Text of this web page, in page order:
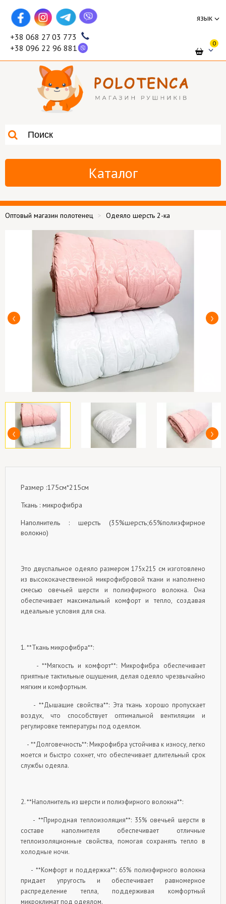
язык
+38 068 27 03 773
+38 096 22 96 881
0
Каталог
Оптовый магазин полотенец Одеяло шерсть 2-ка
Размер :175см*215см
Ткань : микрофибра
Наполнитель : шерсть (35%шерсть;65%полиэфирное
волокно)
Это двуспальное одеяло размером 175x215 см изготовлено
из высококачественной микрофибровой ткани и наполнено
смесью овечьей шерсти и полиэфирного волокна. Она
обеспечивает максимальный комфорт и тепло, создавая
идеальные условия для сна.
1. **Ткань микрофибра**:
- **Мягкость и комфорт**: Микрофибра обеспечивает
приятные тактильные ощущения, делая одеяло чрезвычайно
мягким и комфортным.
- **Дышащие свойства**: Эта ткань хорошо пропускает
воздух, что способствует оптимальной вентиляции и
регулировке температуры под одеялом.
- **Долговечность**: Микрофибра устойчива к износу, легко
моется и быстро сохнет, что обеспечивает длительный срок
службы одеяла.
2. **Наполнитель из шерсти и полиэфирного волокна**:
- **Природная теплоизоляция**: 35% овечьей шерсти в
составе наполнителя обеспечивает отличные
теплоизоляционные свойства, помогая сохранять тепло в
холодные ночи.
- **Комфорт и поддержка**: 65% полиэфирного волокна
придает упругость и обеспечивает равномерное
распределение тепла, поддерживая комфортный
микроклимат под одеялом.